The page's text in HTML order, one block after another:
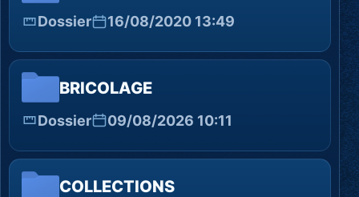
Dossier 16/08/2020 13:49
BRICOLAGE
Dossier 09/08/2026 10:11
COLLECTIONS